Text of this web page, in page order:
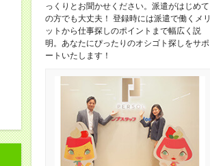
っくりとお聞かせください。派遣がはじめて
の方でも大丈夫！ 登録時には派遣で働くメリ
ットから仕事探しのポイントまで幅広く説
明。あなたにぴったりのオシゴト探しをサポ
ートいたします！